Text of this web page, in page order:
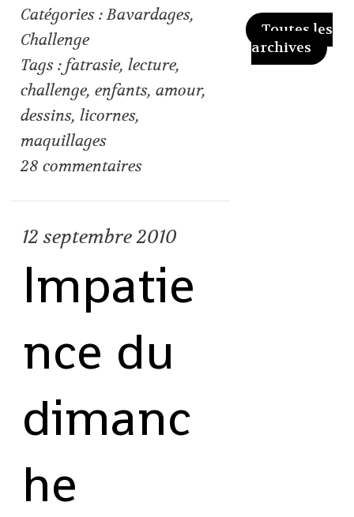
Catégories :Bavardages,
Challenge
Tags :fatrasie,lecture,
challenge,enfants,amour,
dessins,licornes,
maquillages
28 commentaires
12 septembre 2010
Impatie
nce du
dimanc
he
Toutes les
archives